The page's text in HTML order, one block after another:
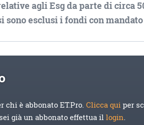
agli Esg da parte di circa
sono esclusi i fondi con mandato
chi è abbonato ET.Pro.Clicca quiper
già un abbonato effettua illogin.